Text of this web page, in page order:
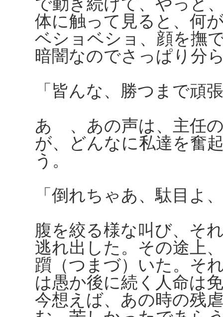
で動き続けて、やっと
体に触って見ると、何
ベショベショ、顔を撫
暗闇なのでさっぱり分
「皆んな、勝つまで頑
あゝ、あの声は、主任
が、どんなに私達を奮
う。
「倒れちゃあ、駄目よ
腹を絞る様な叫び、そ
逃れ出した。その途上
躓（つまづ）いた。そ
は愚か後に続く人命は
今想えば、あの時の残